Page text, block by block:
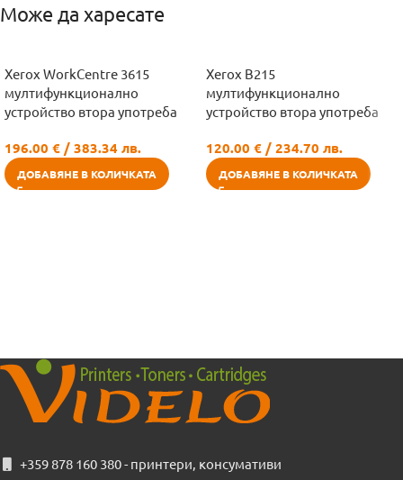
Може да харесате
Xerox WorkCentre 3615
мултифункционално
устройство втора употреба
196.00 € / 383.34 лв.
ДОБАВЯНЕ В КОЛИЧКАТА
Xerox B215
мултифункционално
устройство втора употреба
120.00 € / 234.70 лв.
ДОБАВЯНЕ В КОЛИЧКАТА
+359 878 160 380 - принтери, консумативи